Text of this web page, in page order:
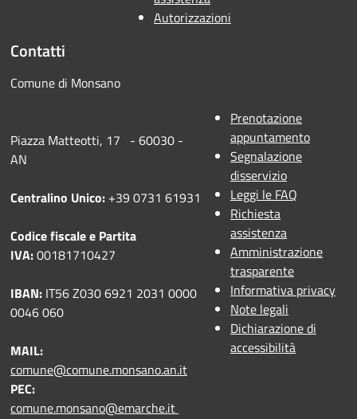
Autorizzazioni
Contatti
Comune di Monsano
Piazza Matteotti, 17 - 60030 -
AN
Centralino Unico: +39 0731 61931
Codice fiscale e Partita
IVA:00181710427
IBAN: IT56 Z030 6921 2031 0000
0046 060
MAIL:
comune@comune.monsano.an.it
PEC:
comune.monsano@emarche.it
Prenotazione
appuntamento
Segnalazione
disservizio
Leggi le FAQ
Richiesta
assistenza
Amministrazione
trasparente
Informativa privacy
Note legali
Dichiarazione di
accessibilità